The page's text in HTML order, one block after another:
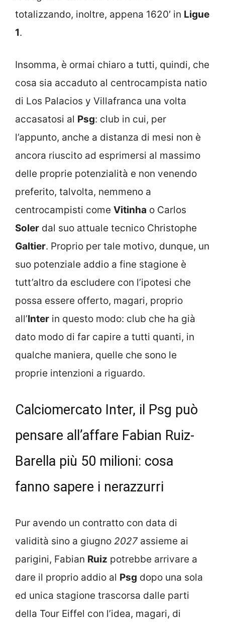
totalizzando, inoltre, appena 1620′ in Ligue
1.
Insomma, è ormai chiaro a tutti, quindi, che
cosa sia accaduto al centrocampista natio
di Los Palacios y Villafranca una volta
accasatosi al Psg: club in cui, per
l’appunto, anche a distanza di mesi non è
ancora riuscito ad esprimersi al massimo
delle proprie potenzialità e non venendo
preferito, talvolta, nemmeno a
centrocampisti come Vitinha o Carlos
Soler dal suo attuale tecnico Christophe
Galtier. Proprio per tale motivo, dunque, un
suo potenziale addio a fine stagione è
tutt’altro da escludere con l’ipotesi che
possa essere offerto, magari, proprio
all’Inter in questo modo: club che ha già
dato modo di far capire a tutti quanti, in
qualche maniera, quelle che sono le
proprie intenzioni a riguardo.
Calciomercato Inter, il Psg può
pensare all’affare Fabian Ruiz-
Barella più 50 milioni: cosa
fanno sapere i nerazzurri
Pur avendo un contratto con data di
validità sino a giugno 2027 assieme ai
parigini, Fabian Ruiz potrebbe arrivare a
dare il proprio addio al Psg dopo una sola
ed unica stagione trascorsa dalle parti
della Tour Eiffel con l’idea, magari, di